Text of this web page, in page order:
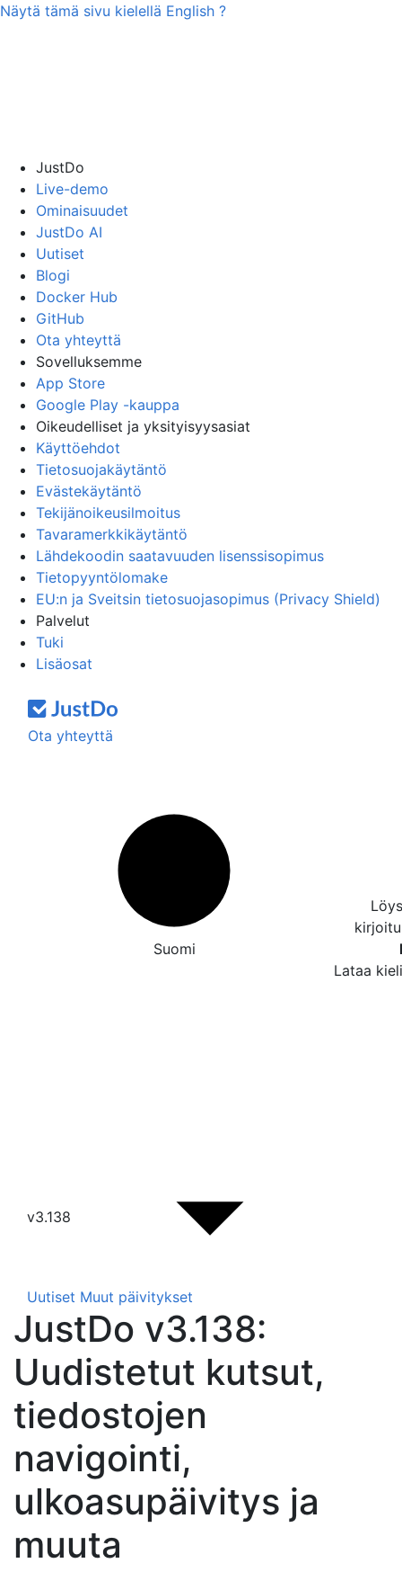
Näytä tämä sivu kielellä English ?
JustDo
Live-demo
Ominaisuudet
JustDo AI
Uutiset
Blogi
Docker Hub
GitHub
Ota yhteyttä
Sovelluksemme
App Store
Google Play -kauppa
Oikeudelliset ja yksityisyysasiat
Käyttöehdot
Tietosuojakäytäntö
Evästekäytäntö
Tekijänoikeusilmoitus
Tavaramerkkikäytäntö
Lähdekoodin saatavuuden lisenssisopimus
Tietopyyntölomake
EU:n ja Sveitsin tietosuojasopimus (Privacy Shield)
Palvelut
Tuki
Lisäosat
Ota yhteyttä
Suomi
Lataa
v3.138
Uutiset Muut päivitykset
JustDo v3.138:
Uudistetut kutsut,
tiedostojen
navigointi,
ulkoasupäivitys ja
muuta